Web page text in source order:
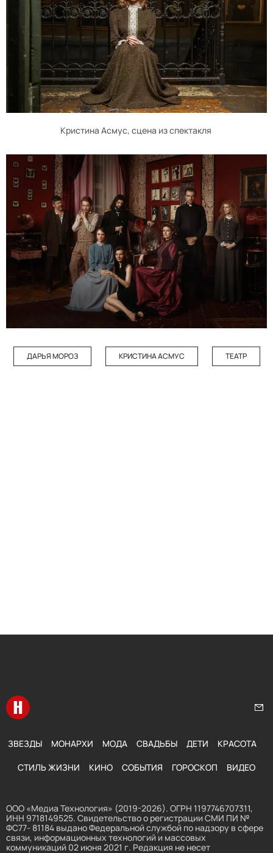
Кристина Асмус, сцена из спектакля
ДАРЬЯ МОРОЗ КРИСТИНА АСМУС ТЕАТР
Перейти на главную
ЗВЕЗДЫ МОНАРХИ МОДА СВАДЬБЫ ДЕТИ КРАСОТА
СТИЛЬ ЖИЗНИ КИНО СОБЫТИЯ ГОРОСКОП ВИДЕО
ООО «Медиа Технология» (2019-2026). ОГРН 1197746707311,
ИНН 9718149525. Свидетельство о регистрации СМИ ПИ №
ФС77- 81184 выдано Федеральной службой по надзору в сфере
связи, информационных технологий и массовых
коммуникаций 02 июня 2021 г. Редакция не несет